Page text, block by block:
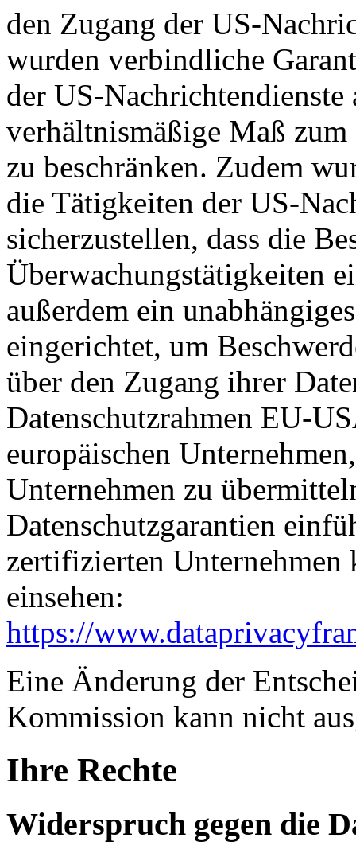
den Zugang der US-
wurden verbindliche
der US-
verhältnismäßige Maß
zu beschränken. Zudem
die Tätigkeiten der US-
sicherzustellen, dass die
Überwachungstätigkeiten
außerdem ein
eingerichtet, um
über den Zugang ihrer
Datenschutzrahmen EU-
europäischen
Unternehmen zu
Datenschutzgarantien
zertifizierten
einsehen:
https://
Eine Änderung der
Kommission kann nicht
Ihre Rechte
Widerspruch gegen die